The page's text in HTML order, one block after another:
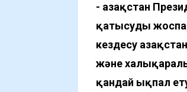
- Қазақстан
қатысуды
кездесу
және
қандай ықпал